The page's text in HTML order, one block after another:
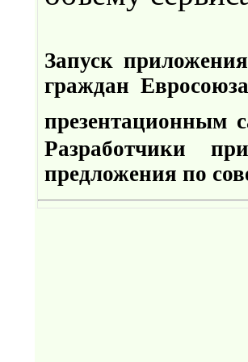
Запуск
граждан
презентационным
Разработчики
предложения по